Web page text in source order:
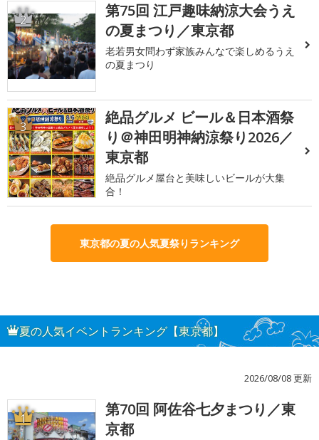
2
第75回 江戸趣味納涼大会うえ
の夏まつり／東京都
老若男女問わず家族みんなで楽しめるうえ
の夏まつり
3
絶品グルメ ビール＆日本酒祭
り＠神田明神納涼祭り2026／
東京都
絶品グルメ屋台と美味しいビールが大集
合！
東京都の夏の人気夏祭りランキング
夏の人気イベントランキング【東京都】
2026/08/08 更新
1
第70回 阿佐谷七夕まつり／東
京都